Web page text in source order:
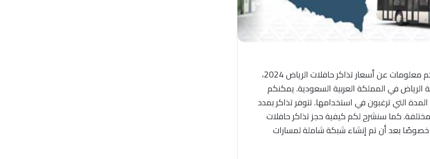
أسعار تذاكر حافلات الرياض، في هذا المقال، سنقدم لكم معلومات عن أسعار تذاكر حافلات الرياض 2024،
الرياض في المملكة العربية السعودية. يمكنكم
يتراوح بين 4 ريال و 200 ريال، حسب المدة التي ترغبون في استخدامها. تتوفر تذاكر بمدد
احتياجاتكم المختلفة. كما سنشرح لكم كيفية حجز تذاكر حافلات
خصوصًا بعد أن تم إنشاء شبكة شاملة لمسارات